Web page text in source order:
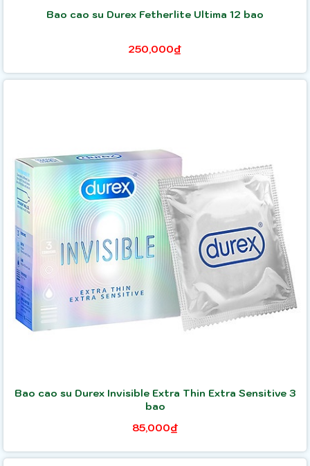
Bao cao su Durex Fetherlite Ultima 12 bao
250,000₫
Bao cao su Durex Invisible Extra Thin Extra Sensitive 3
bao
85,000₫